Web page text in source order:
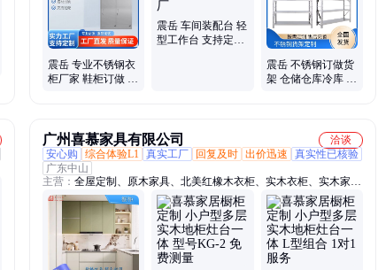
皮带
震岳 专业不锈钢衣
柜厂家 鞋柜订做 人
震岳 车间装配台 轻
型工作台 支持定制
震岳 不锈钢订做货
架 仓储仓库冷库 坚
广州喜慕家具有限公司
洽谈
安心购
综合体验L1 真实工厂 回复及时 出价迅速
真实性已核验
广东中山
主营： 全屋定制、原木家具、北美红橡木衣柜、实木衣柜、实木家
具、实木门、实木护墙板、北美红樱桃实木衣柜、实木橱柜、实木酒
柜、实木书柜、多层实木衣柜、实木定制衣柜、全屋实木定制、全屋
整装、烤漆展示柜、衣柜门、木门、别墅家具、木饰面、复合门、楼
梯扶手、烤漆门、衣柜、原木整装